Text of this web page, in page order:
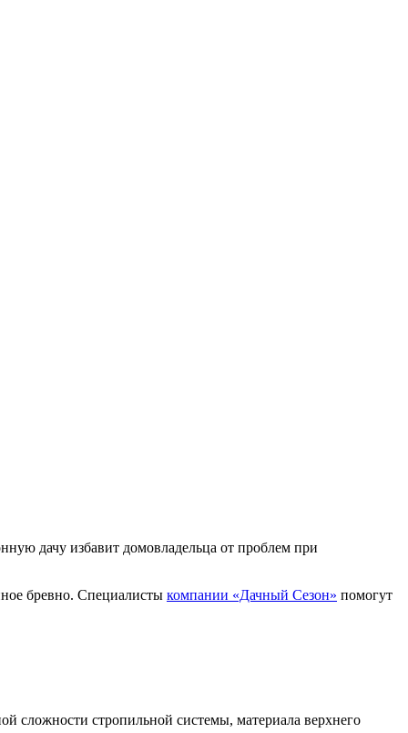
дачу избавит домовладельца от проблем при
бревно. Специалисты компании «Дачный Сезон» помогут
сложности стропильной системы, материала верхнего